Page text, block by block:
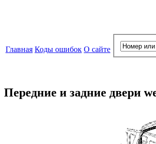
Главная Коды ошибок О сайте
Передние и задние двери